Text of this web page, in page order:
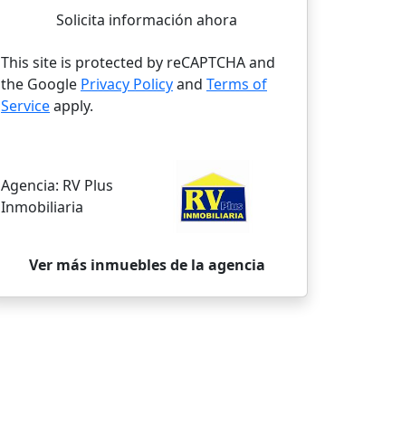
Solicita información ahora
This site is protected by reCAPTCHA and
the Google Privacy Policyand Terms of
Serviceapply.
Agencia: RV Plus
Inmobiliaria
Ver más inmuebles de la agencia